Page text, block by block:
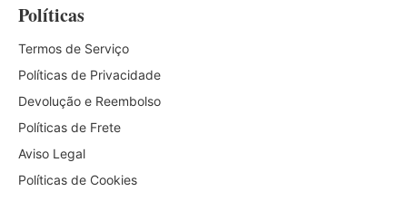
Políticas
Termos de Serviço
Políticas de Privacidade
Devolução e Reembolso
Políticas de Frete
Aviso Legal
Políticas de Cookies